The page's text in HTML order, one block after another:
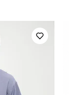
100% поліестер